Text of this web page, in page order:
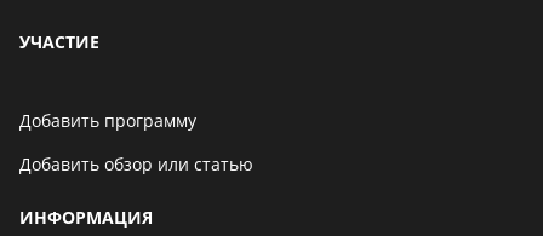
УЧАСТИЕ
Добавить программу
Добавить обзор или статью
ИНФОРМАЦИЯ